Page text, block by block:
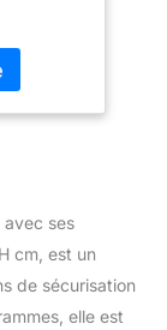
sécurité
un
au
de
avec ses
cm, est un
de sécurisation
elle est